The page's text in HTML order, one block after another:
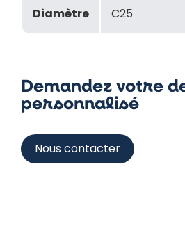
Diamètre C25
Demandez votre
personnalisé
Nous contacter